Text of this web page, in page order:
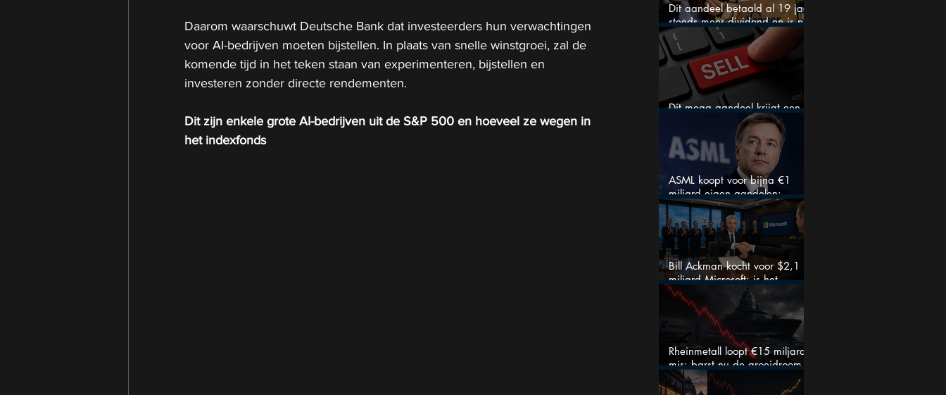
Daarom waarschuwt Deutsche Bank dat investeerders hun verwachtingen
voor AI-bedrijven moeten bijstellen. In plaats van snelle winstgroei, zal de
komende tijd in het teken staan van experimenteren, bijstellen en
investeren zonder directe rendementen.
Dit zijn enkele grote AI-bedrijven uit de S&P 500 en hoeveel ze wegen in
het indexfonds
Dit aandeel betaald al 19 jaar
steeds meer dividend en is nu
goedkoop
Dit mega aandeel krijgt een
zeldzaam verkoopadvies
ASML koopt voor bijna €1
miljard eigen aandelen:
slimme zet of dure timing?
Bill Ackman kocht voor $2,1
miljard Microsoft: is het
aandeel na de koerssprong
nog aantrekkelijk?
Rheinmetall loopt €15 miljard
mis: barst nu de groeidroom
van het defensiebedrijf?